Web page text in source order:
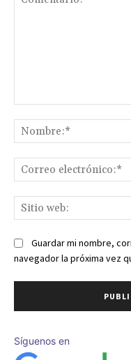
Guardar mi nombre,
navegador la próxima vez
Síguenos en